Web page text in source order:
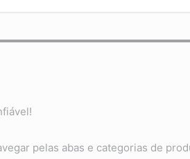
pelas abas e categorias de